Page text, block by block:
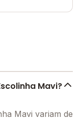
Mavi?
Mavi variam de